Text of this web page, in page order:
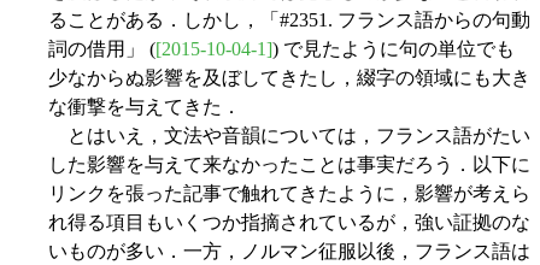
ることがある．しかし，「#2351. フランス語からの句動
詞の借用」 ([2015-10-04-1]) で見たように句の単位でも
少なからぬ影響を及ぼしてきたし，綴字の領域にも大き
な衝撃を与えてきた．
とはいえ，文法や音韻については，フランス語がたい
した影響を与えて来なかったことは事実だろう．以下に
リンクを張った記事で触れてきたように，影響が考えら
れ得る項目もいくつか指摘されているが，強い証拠のな
いものが多い．一方，ノルマン征服以後，フランス語は